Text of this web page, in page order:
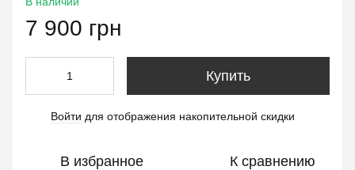
7 900 грн
Купить
Войти для отображения накопительной скидки
В избранное К сравнению